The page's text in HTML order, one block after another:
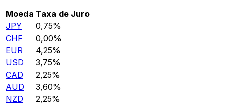
Moeda Taxa de Juro
JPY
0,75%
CHF
0,00%
EUR
4,25%
USD
3,75%
CAD
2,25%
AUD
3,60%
NZD
2,25%